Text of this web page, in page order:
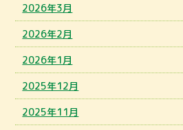
2026年3月
2026年2月
2026年1月
2025年12月
2025年11月